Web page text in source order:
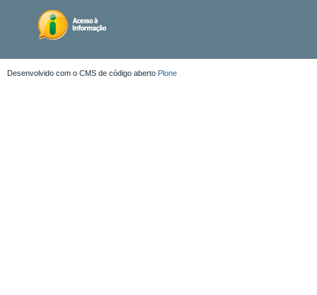
Desenvolvido com o CMS de código aberto Plone